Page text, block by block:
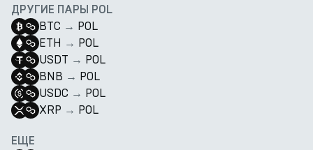
ДРУГИЕ ПАРЫ POL
BTC → POL
ETH → POL
USDT → POL
BNB → POL
USDC → POL
XRP → POL
ЕЩЕ